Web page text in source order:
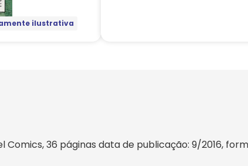
ilustrativa
36 páginas data de publicação: 9/2016,